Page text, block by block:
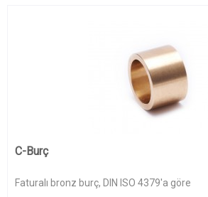
C-Burç
Faturalı bronz burç, DIN ISO 4379'a göre